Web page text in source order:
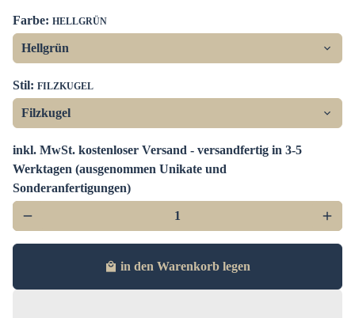
Farbe: HELLGRÜN
Stil: FILZKUGEL
inkl. MwSt. kostenloser Versand - versandfertig in 3-5
Werktagen (ausgenommen Unikate und
Sonderanfertigungen)
remove add
local_mall in den Warenkorb legen